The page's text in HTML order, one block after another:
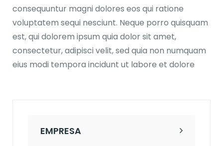
consequuntur magni dolores eos qui ratione
voluptatem sequi nesciunt. Neque porro quisquam
est, qui dolorem ipsum quia dolor sit amet,
consectetur, adipisci velit, sed quia non numquam
eius modi tempora incidunt ut labore et dolore
EMPRESA